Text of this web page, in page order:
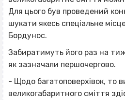
Для цього був проведений
шукати якесь спеціальне
Бордунос.
Забиратимуть його раз на
як зазначали першочергово.
- Щодо багатоповерхівок, то
великогабаритного сміття